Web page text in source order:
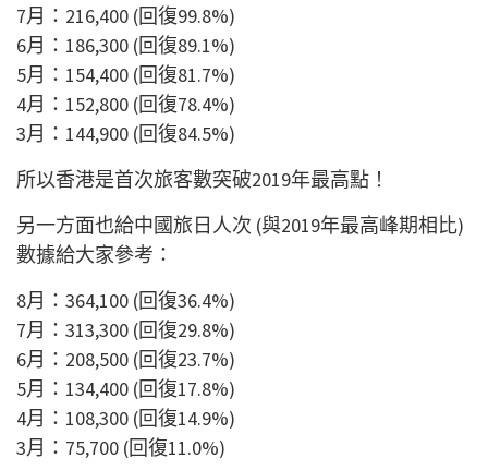
7月：216,400 (回復99.8%)
6月：186,300 (回復89.1%)
5月：154,400 (回復81.7%)
4月：152,800 (回復78.4%)
3月：144,900 (回復84.5%)
所以香港是首次旅客數突破2019年最高點！
另一方面也給中國旅日人次 (與2019年最高峰期相比)
數據給大家參考：
8月：364,100 (回復36.4%)
7月：313,300 (回復29.8%)
6月：208,500 (回復23.7%)
5月：134,400 (回復17.8%)
4月：108,300 (回復14.9%)
3月：75,700 (回復11.0%)